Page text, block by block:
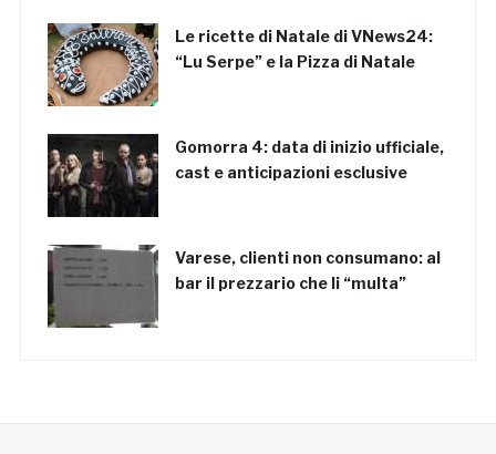
Le ricette di Natale di VNews24:
“Lu Serpe” e la Pizza di Natale
Gomorra 4: data di inizio ufficiale,
cast e anticipazioni esclusive
Varese, clienti non consumano: al
bar il prezzario che li “multa”